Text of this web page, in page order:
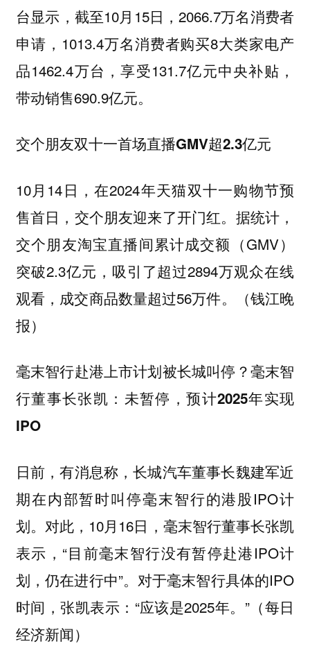
台显示，截至10月15日，2066.7万名消费者
申请，1013.4万名消费者购买8大类家电产
品1462.4万台，享受131.7亿元中央补贴，
带动销售690.9亿元。
交个朋友双十一首场直播GMV超2.3亿元
10月14日，在2024年天猫双十一购物节预
售首日，交个朋友迎来了开门红。据统计，
交个朋友淘宝直播间累计成交额（GMV）
突破2.3亿元，吸引了超过2894万观众在线
观看，成交商品数量超过56万件。（钱江晚
报）
毫末智行赴港上市计划被长城叫停？毫末智
行董事长张凯：未暂停，预计2025年实现
IPO
日前，有消息称，长城汽车董事长魏建军近
期在内部暂时叫停毫末智行的港股IPO计
划。对此，10月16日，毫末智行董事长张凯
表示，“目前毫末智行没有暂停赴港IPO计
划，仍在进行中”。对于毫末智行具体的IPO
时间，张凯表示：“应该是2025年。”（每日
经济新闻）